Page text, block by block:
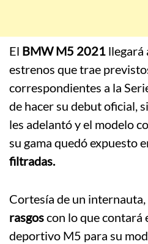
El BMW M5 2021 llegará
estrenos que trae
correspondientes a la
de hacer su debut oficial,
les adelantó y el modelo
su gama quedó expuesto
filtradas.
Cortesía de un internauta,
rasgoscon lo que contará
deportivo M5 para su